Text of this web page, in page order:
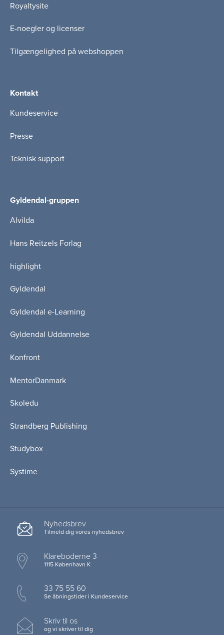
Royaltysite
E-noegler og licenser
Tilgængelighed på webshoppen
Kontakt
Kundeservice
Presse
Teknisk support
Gyldendal-gruppen
Alvilda
Hans Reitzels Forlag
highlight
Gyldendal
Gyldendal e-Learning
Gyldendal Uddannelse
Konfront
MentorDanmark
Skoledu
Strandberg Publishing
Studybox
Systime
Nyhedsbrev
Tilmeld dig vores nyhedsbrev
Klareboderne 3
1115 København K
33 75 55 60
Se åbningstider i Kundeservice
Skriv til os
og vi skriver til dig